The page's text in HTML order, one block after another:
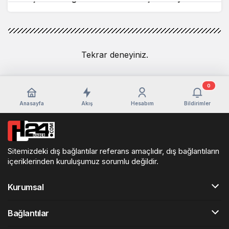
Tekrar deneyiniz.
Anasayfa Akış Hesabım Bildirimler
0
Sitemizdeki dış bağlantılar referans amaçlıdır, dış bağlantıların
içeriklerinden kuruluşumuz sorumlu değildir.
Kurumsal
Bağlantılar